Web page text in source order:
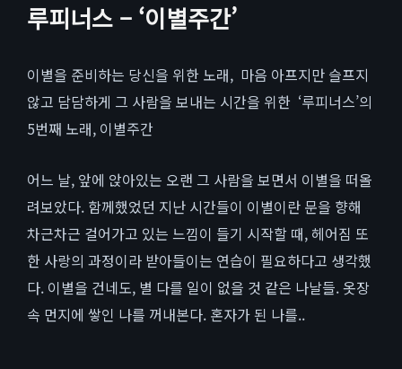
루피너스 – ‘이별주간’
이별을 준비하는 당신을 위한 노래, 마음 아프지만 슬프지
않고 담담하게 그 사람을 보내는 시간을 위한 ‘루피너스’의
5번째 노래, 이별주간
어느 날, 앞에 앉아있는 오랜 그 사람을 보면서 이별을 떠올
려보았다. 함께했었던 지난 시간들이 이별이란 문을 향해
차근차근 걸어가고 있는 느낌이 들기 시작할 때, 헤어짐 또
한 사랑의 과정이라 받아들이는 연습이 필요하다고 생각했
다. 이별을 건네도, 별 다를 일이 없을 것 같은 나날들. 옷장
속 먼지에 쌓인 나를 꺼내본다. 혼자가 된 나를..